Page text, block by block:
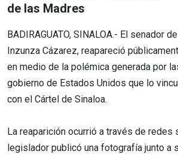
de las Madres
BADIRAGUATO, SINALOA.- El senador
Inzunza Cázarez, reapareció
en medio de la polémica generada por
gobierno de Estados Unidos que lo
con el Cártel de Sinaloa.
La reaparición ocurrió a través de redes
legislador publicó una fotografía junto a